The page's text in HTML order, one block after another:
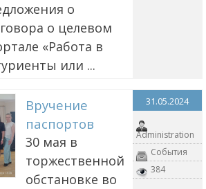
о
о целевом
«Работа в
или ...
Вручение
паспортов
30 мая в
торжественной
обстановке во
31.05.2024
Administration
События
384